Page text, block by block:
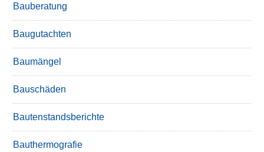
Bauberatung
Baugutachten
Baumängel
Bauschäden
Bautenstandsberichte
Bauthermografie